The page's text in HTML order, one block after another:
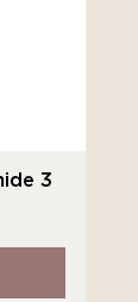
3